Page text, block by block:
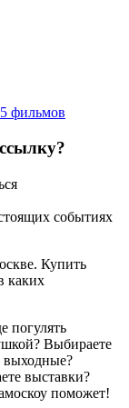
5 фильмов
событиях
Купить
каких
погулять
Выбираете
выходные?
выставки?
поможет!